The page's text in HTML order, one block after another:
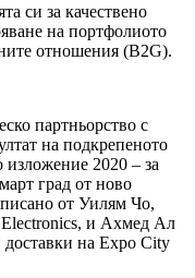
си за качествено
на портфолиото
отношения (B2G).
партньорство с
на подкрепеното
2020 – за
град от ново
от Уилям Чо,
Electronics, и Ахмед Ал
доставки на Expo City